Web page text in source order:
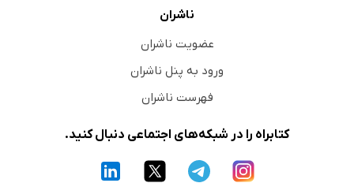
ناشران
عضویت ناشران
ورود به پنل ناشران
فهرست ناشران
کتابراه را در شبکه‌های اجتماعی دنبال کنید.